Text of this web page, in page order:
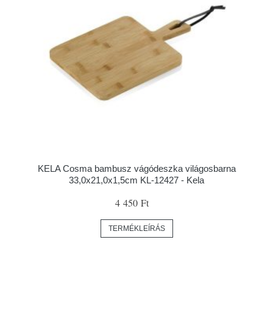
KELA Cosma bambusz vágódeszka világosbarna
33,0x21,0x1,5cm KL-12427 - Kela
4 450 Ft
TERMÉKLEÍRÁS